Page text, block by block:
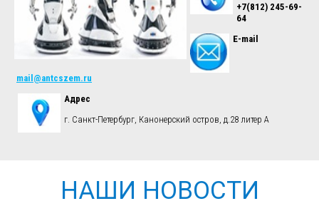
+7(812) 245-69-
64
E-mail
mail@antcszem.ru
Адрес
г. Санкт-Петербург, Канонерский остров, д.28 литер А
НАШИ НОВОСТИ